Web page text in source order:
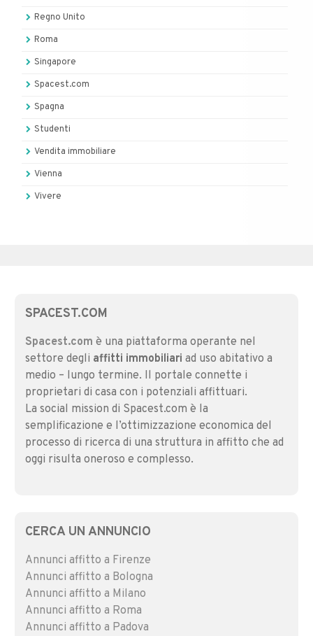
Regno Unito
Roma
Singapore
Spacest.com
Spagna
Studenti
Vendita immobiliare
Vienna
Vivere
SPACEST.COM
Spacest.com è una piattaforma operante nel
settore degli affitti immobiliari ad uso abitativo a
medio – lungo termine. Il portale connette i
proprietari di casa con i potenziali affittuari.
La social mission di Spacest.com è la
semplificazione e l’ottimizzazione economica del
processo di ricerca di una struttura in affitto che ad
oggi risulta oneroso e complesso.
CERCA UN ANNUNCIO
Annunci affitto a Firenze
Annunci affitto a Bologna
Annunci affitto a Milano
Annunci affitto a Roma
Annunci affitto a Padova